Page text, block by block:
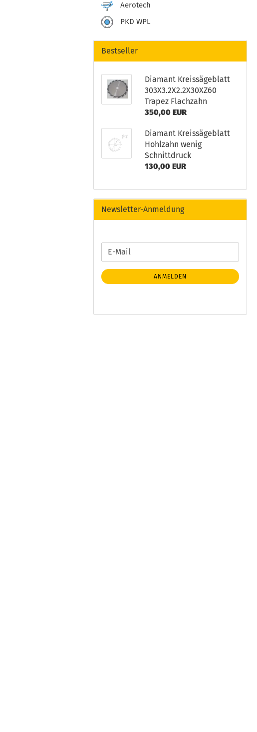
Aerotech
PKD WPL
Bestseller
Diamant Kreissägeblatt
303X3.2X2.2X30XZ60
Trapez Flachzahn
350,00 EUR
Diamant Kreissägeblatt
Hohlzahn wenig
Schnittdruck
130,00 EUR
Newsletter-Anmeldung
WEITER
NEWSLETTER-
ANMELDUNG
E-
Mail
ANMELDEN